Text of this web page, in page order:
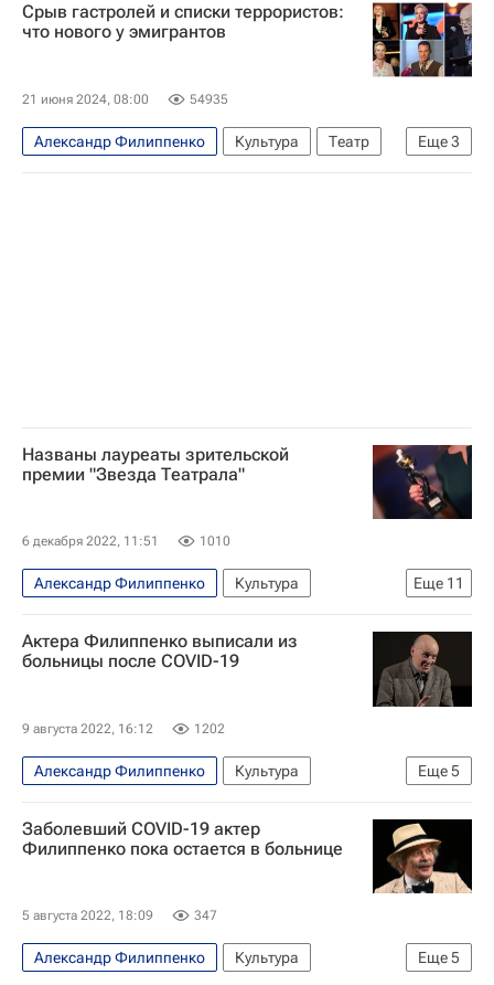
Срыв гастролей и списки террористов:
что нового у эмигрантов
21 июня 2024, 08:00 54935
Еще3
Александр Филиппенко Культура
Театр
Чулпан Хаматова
Татьяна Лазарева СВО
Названы лауреаты зрительской
премии "Звезда Театрала"
6 декабря 2022, 11:51 1010
Еще 11
Александр Филиппенко
Культура
Новости культуры
Звезда театрала (премия)
Театр
звезды
Знаменитости
Александр Калягин
Римас Туминас
Театр имени Е. Вахтангова
Театр на Таганке
Актера Филиппенко выписали из
больницы после COVID-19
9 августа 2022, 16:12 1202
Еще5
Александр Филиппенко
Культура
Коронавирус в России
Театр
Новости культуры
Знаменитости
Заболевший COVID-19 актер
Филиппенко пока остается в больнице
5 августа 2022, 18:09 347
Еще5
Александр Филиппенко
Культура